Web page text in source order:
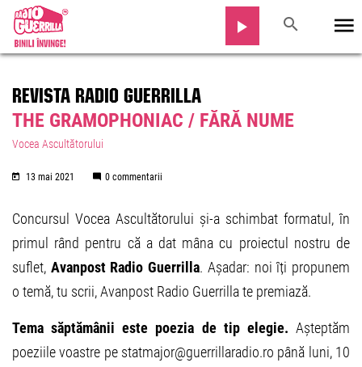
REVISTA RADIO GUERRILLA
THE GRAMOPHONIAC / FĂRĂ NUME
Vocea Ascultătorului
13 mai 2021 0 commentarii
Concursul Vocea Ascultătorului și-a schimbat formatul, în
primul rând pentru că a dat mâna cu proiectul nostru de
suflet, Avanpost Radio Guerrilla. Așadar: noi îți propunem
o temă, tu scrii, Avanpost Radio Guerrilla te premiază.
Tema săptămânii este poezia de tip elegie. Așteptăm
poeziile voastre pe statmajor@guerrillaradio.ro până luni, 10